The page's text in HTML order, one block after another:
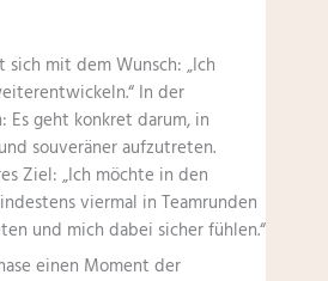
sich mit dem Wunsch: „Ich
In der
Es geht konkret darum, in
souveräner aufzutreten.
Ziel: „Ich möchte in den
viermal in Teamrunden
und mich dabei sicher fühlen.“
einen Moment der